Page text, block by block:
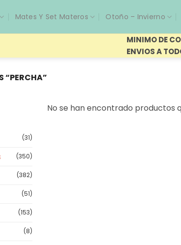
Mates Y Set Materos Otoño – Invierno
MINIMO DE
ENVIOS A
“PERCHA”
(31)
(350)
(382)
(51)
(153)
(8)
No se han encontrado productos